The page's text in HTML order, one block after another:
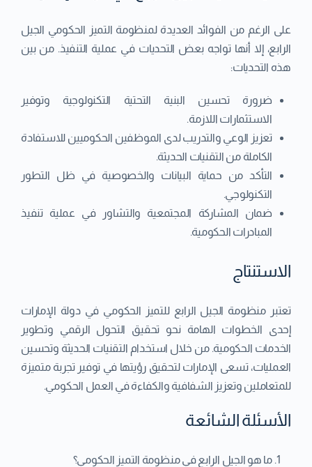
على الرغم من الفوائد العديدة لمنظومة التميز الحكومي الجيل
الرابع، إلا أنها تواجه بعض التحديات في عملية التنفيذ. من بين
هذه التحديات:
ضرورة تحسين البنية التحتية التكنولوجية وتوفير
الاستثمارات اللازمة.
تعزيز الوعي والتدريب لدى الموظفين الحكوميين للاستفادة
الكاملة من التقنيات الحديثة.
التأكد من حماية البيانات والخصوصية في ظل التطور
التكنولوجي.
ضمان المشاركة المجتمعية والتشاور في عملية تنفيذ
المبادرات الحكومية.
الاستنتاج
تعتبر منظومة الجيل الرابع للتميز الحكومي في دولة الإمارات
إحدى الخطوات الهامة نحو تحقيق التحول الرقمي وتطوير
الخدمات الحكومية. من خلال استخدام التقنيات الحديثة وتحسين
العمليات، تسعى الإمارات لتحقيق رؤيتها في توفير تجربة متميزة
للمتعاملين وتعزيز الشفافية والكفاءة في العمل الحكومي.
الأسئلة الشائعة
ما هو الجيل الرابع في منظومة التميز الحكومي؟